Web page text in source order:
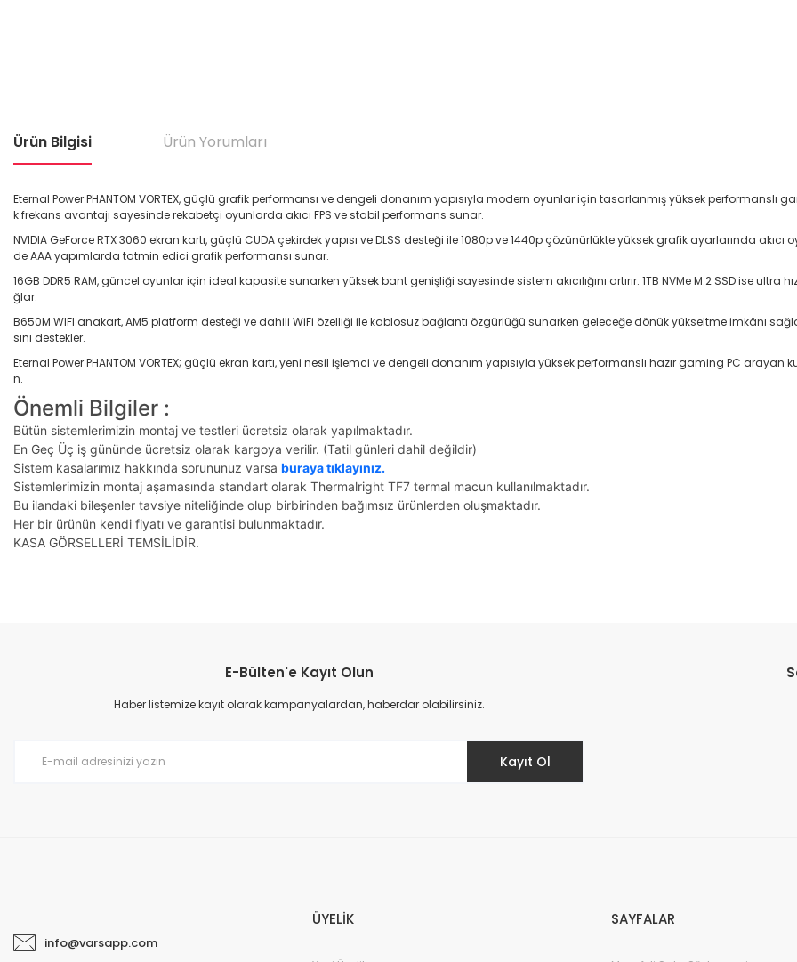
Ürün Bilgisi Ürün Yorumları
Eternal Power PHANTOM VORTEX, güçlü grafik performansı ve dengeli donanım yapısıyla modern oyunlar için tasarlanmış yüksek performanslı
k frekans avantajı sayesinde rekabetçi oyunlarda akıcı FPS ve stabil performans sunar.
NVIDIA GeForce RTX 3060 ekran kartı, güçlü CUDA çekirdek yapısı ve DLSS desteği ile 1080p ve 1440p çözünürlükte yüksek grafik ayarlarında
de AAA yapımlarda tatmin edici grafik performansı sunar.
16GB DDR5 RAM, güncel oyunlar için ideal kapasite sunarken yüksek bant genişliği sayesinde sistem akıcılığını artırır. 1TB NVMe M.2 SSD ise ultra
ğlar.
B650M WIFI anakart, AM5 platform desteği ve dahili WiFi özelliği ile kablosuz bağlantı özgürlüğü sunarken geleceğe dönük yükseltme imkânı
sını destekler.
Eternal Power PHANTOM VORTEX; güçlü ekran kartı, yeni nesil işlemci ve dengeli donanım yapısıyla yüksek performanslı hazır gaming PC
n.
Önemli Bilgiler :
Bütün sistemlerimizin montaj ve testleri ücretsiz olarak yapılmaktadır.
En Geç Üç iş gününde ücretsiz olarak kargoya verilir. (Tatil günleri dahil değildir)
Sistem kasalarımız hakkında sorununuz varsa buraya tıklayınız.
Sistemlerimizin montaj aşamasında standart olarak Thermalright TF7 termal macun kullanılmaktadır.
Bu ilandaki bileşenler tavsiye niteliğinde olup birbirinden bağımsız ürünlerden oluşmaktadır.
Her bir ürünün kendi fiyatı ve garantisi bulunmaktadır.
KASA GÖRSELLERİ TEMSİLİDİR.
E-Bülten'e Kayıt Olun
Haber listemize kayıt olarak kampanyalardan, haberdar olabilirsiniz.
Kayıt Ol
info@varsapp.com
ÜYELİK SAYFALAR